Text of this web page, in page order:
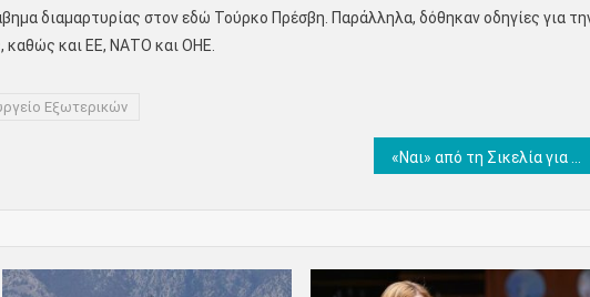
διαμαρτυρίας στον εδώ Τούρκο Πρέσβη. Παράλληλα, δόθηκαν οδηγίες για
καθώς και ΕΕ, ΝΑΤΟ και ΟΗΕ.
Εξωτερικών